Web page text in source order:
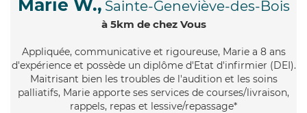
Marie W., Sainte-Geneviève-des-Bois
à 5km de chez Vous
Appliquée, communicative et rigoureuse, Marie a 8 ans
d'expérience et possède un diplôme d'Etat d'infirmier (DEI).
Maitrisant bien les troubles de l'audition et les soins
palliatifs, Marie apporte ses services de courses/livraison,
rappels, repas et lessive/repassage*